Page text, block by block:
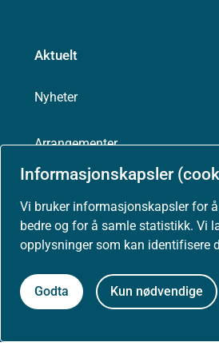
Informasjonskapsler
Vi bruker informasjonskapsler for
bedre og for å samle statistikk. Vi
opplysninger som kan identifisere
Godta Kun nødvendige
Aktuelt
Nyheter
Arrangementer
Presse